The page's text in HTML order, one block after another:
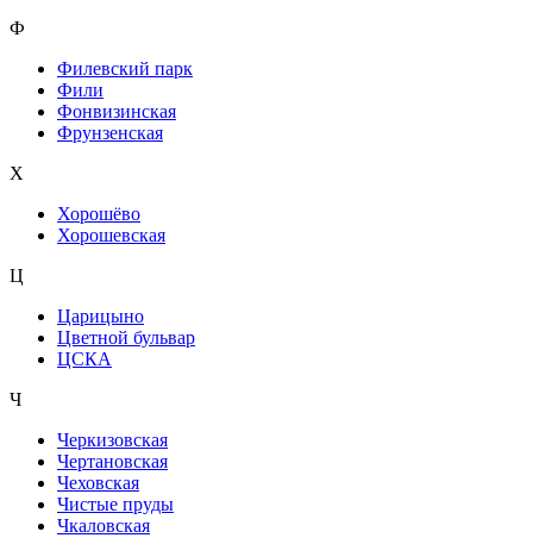
Ф
Филевский парк
Фили
Фонвизинская
Фрунзенская
Х
Хорошёво
Хорошевская
Ц
Царицыно
Цветной бульвар
ЦСКА
Ч
Черкизовская
Чертановская
Чеховская
Чистые пруды
Чкаловская